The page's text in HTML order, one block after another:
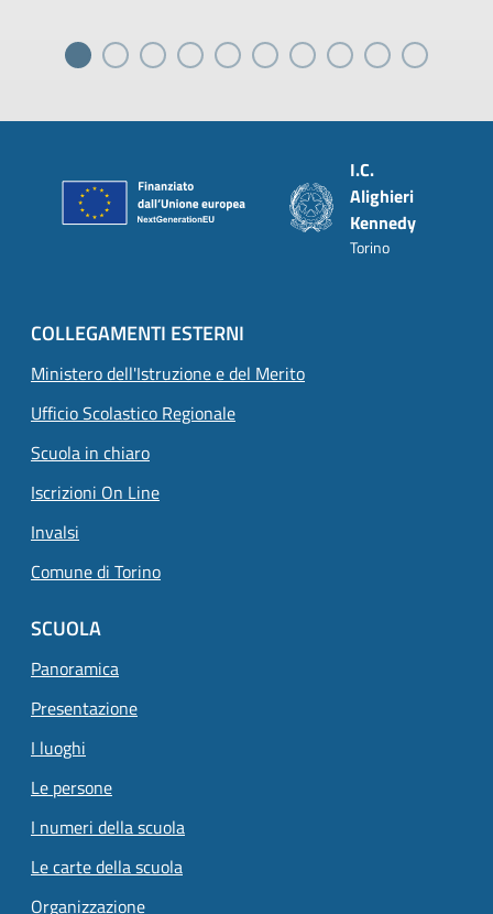
I.C.
Alighieri
Kennedy
Torino
COLLEGAMENTI ESTERNI
Ministero dell'Istruzione e del Merito
Ufficio Scolastico Regionale
Scuola in chiaro
Iscrizioni On Line
Invalsi
Comune di Torino
SCUOLA
Panoramica
Presentazione
I luoghi
Le persone
I numeri della scuola
Le carte della scuola
Organizzazione